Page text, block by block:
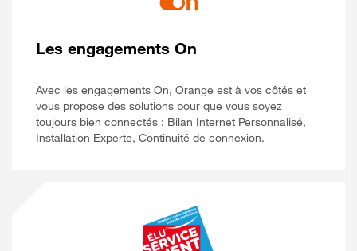
Les engagements On
Avec les engagements On, Orange est à vos côtés et
vous propose des solutions pour que vous soyez
toujours bien connectés : Bilan Internet Personnalisé,
Installation Experte, Continuité de connexion.